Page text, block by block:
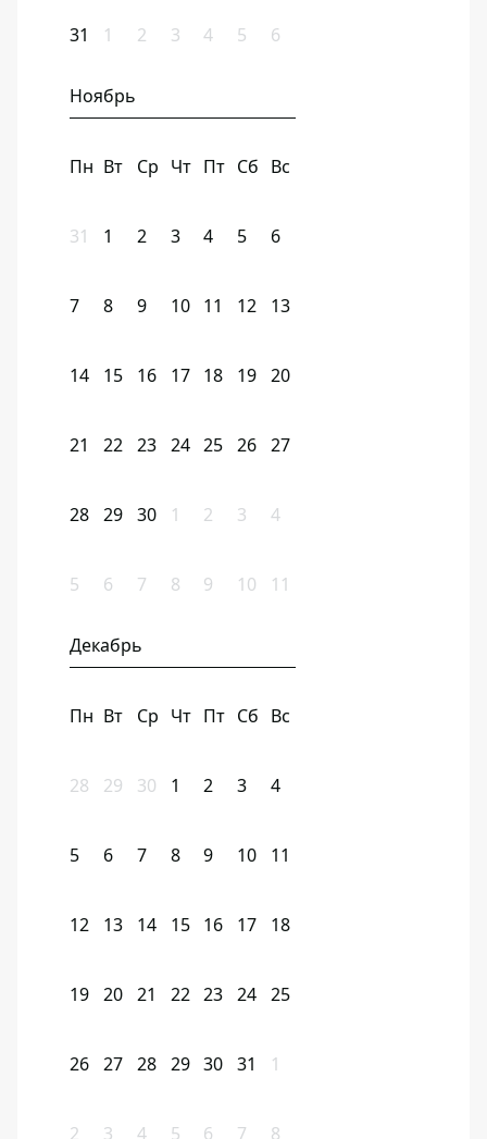
31 1 2 3 4 5 6
Ноябрь
Пн Вт Ср Чт Пт Сб Вс
31 1 2 3 4 5 6
7 8 9 10 11 12 13
14 15 16 17 18 19 20
21 22 23 24 25 26 27
28 29 30 1 2 3 4
5 6 7 8 9 10 11
Декабрь
Пн Вт Ср Чт Пт Сб Вс
28 29 30 1 2 3 4
5 6 7 8 9 10 11
12 13 14 15 16 17 18
19 20 21 22 23 24 25
26 27 28 29 30 31 1
2 3 4 5 6 7 8